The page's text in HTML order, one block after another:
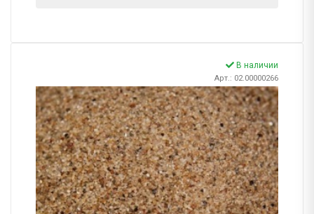
В наличии
Арт.: 02.00000266